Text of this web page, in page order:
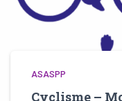
ASASPP
Cyclisme –